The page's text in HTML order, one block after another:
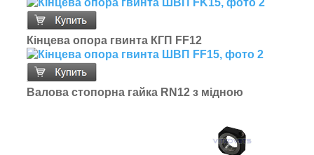
Кінцева опора гвинта КГП FF12
Валова стопорна гайка RN12 з мідною